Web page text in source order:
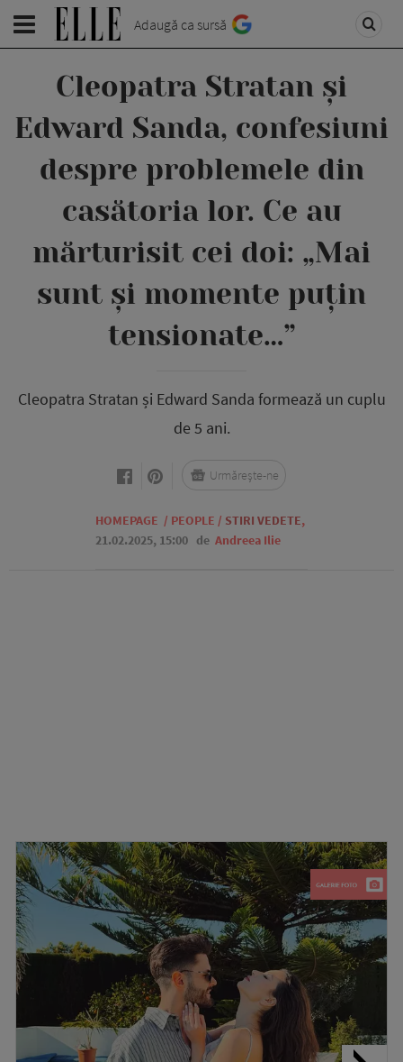
Adaugă ca sursă
Cleopatra Stratan și
Edward Sanda, confesiuni
despre problemele din
casătoria lor. Ce au
mărturisit cei doi: „Mai
sunt și momente puțin
tensionate…”
Cleopatra Stratan și Edward Sanda formează un cuplu
de 5 ani.
HOMEPAGE / PEOPLE / STIRI VEDETE,
21.02.2025, 15:00 de Andreea Ilie
Urmărește-ne